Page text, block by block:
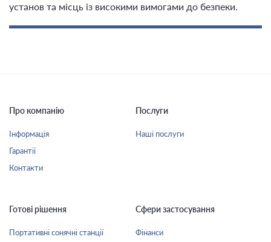
установ та місць із високими вимогами до безпеки.
Про компанію
Інформація
Гарантії
Контакти
Послуги
Наші послуги
Готові рішення
Портативні сонячні станції
Сфери застосування
Фінанси